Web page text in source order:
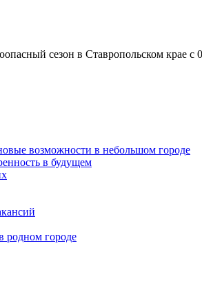
сезон в Ставропольском крае с
возможности в небольшом городе
в будущем
родном городе